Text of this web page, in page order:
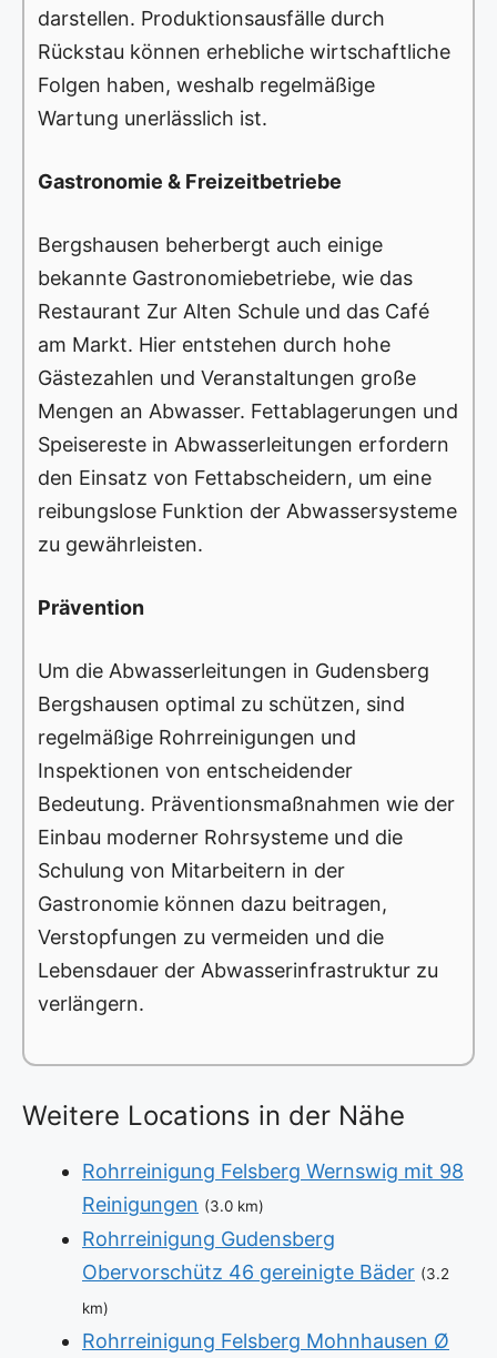
darstellen. Produktionsausfälle durch
Rückstau können erhebliche wirtschaftliche
Folgen haben, weshalb regelmäßige
Wartung unerlässlich ist.
Gastronomie & Freizeitbetriebe
Bergshausen beherbergt auch einige
bekannte Gastronomiebetriebe, wie das
Restaurant Zur Alten Schule und das Café
am Markt. Hier entstehen durch hohe
Gästezahlen und Veranstaltungen große
Mengen an Abwasser. Fettablagerungen und
Speisereste in Abwasserleitungen erfordern
den Einsatz von Fettabscheidern, um eine
reibungslose Funktion der Abwassersysteme
zu gewährleisten.
Prävention
Um die Abwasserleitungen in Gudensberg
Bergshausen optimal zu schützen, sind
regelmäßige Rohrreinigungen und
Inspektionen von entscheidender
Bedeutung. Präventionsmaßnahmen wie der
Einbau moderner Rohrsysteme und die
Schulung von Mitarbeitern in der
Gastronomie können dazu beitragen,
Verstopfungen zu vermeiden und die
Lebensdauer der Abwasserinfrastruktur zu
verlängern.
Weitere Locations in der Nähe
Rohrreinigung Felsberg Wernswig mit 98
Reinigungen (3.0 km)
Rohrreinigung Gudensberg
Obervorschütz 46 gereinigte Bäder (3.2
km)
Rohrreinigung Felsberg Mohnhausen Ø